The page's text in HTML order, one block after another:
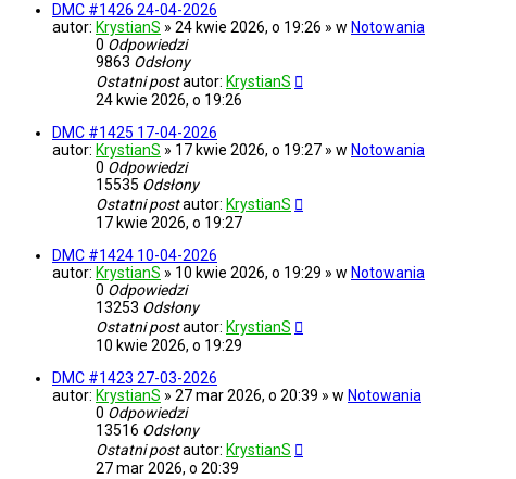
DMC #1426 24-04-2026
autor: KrystianS » 24 kwie 2026, o 19:26 » w Notowania
0 Odpowiedzi
9863 Odsłony
Ostatni postautor: KrystianS
24 kwie 2026, o 19:26
DMC #1425 17-04-2026
autor: KrystianS » 17 kwie 2026, o 19:27 » w Notowania
0 Odpowiedzi
15535 Odsłony
Ostatni postautor: KrystianS
17 kwie 2026, o 19:27
DMC #1424 10-04-2026
autor: KrystianS » 10 kwie 2026, o 19:29 » w Notowania
0 Odpowiedzi
13253 Odsłony
Ostatni postautor: KrystianS
10 kwie 2026, o 19:29
DMC #1423 27-03-2026
autor: KrystianS » 27 mar 2026, o 20:39 » w Notowania
0 Odpowiedzi
13516 Odsłony
Ostatni postautor: KrystianS
27 mar 2026, o 20:39